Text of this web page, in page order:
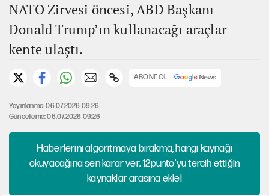
NATO Zirvesi öncesi, ABD Başkanı
Donald Trump’ın kullanacağı araçlar
kente ulaştı.
ABONE OL
Yayınlanma: 06.07.2026 09:26
Güncelleme: 06.07.2026 09:26
Haberlerini algoritmaya bırakma, hangi kaynağı
okuyacağına sen karar ver. 12punto'yu tercih ettiğin
kaynaklar arasına ekle!